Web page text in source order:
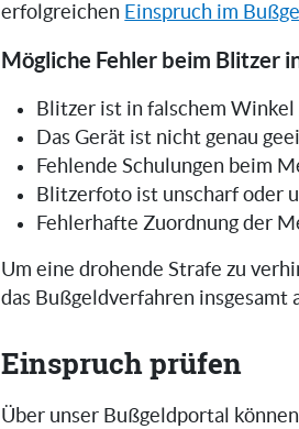
erfolgreichen Einspruch im
Mögliche Fehler beim Blitzer
Blitzer ist in falschem
Das Gerät ist nicht genau
Fehlende Schulungen beim
Blitzerfoto ist unscharf oder
Fehlerhafte Zuordnung der
Um eine drohende Strafe zu
das Bußgeldverfahren insgesamt
Einspruch prüfen
Über unser Bußgeldportal